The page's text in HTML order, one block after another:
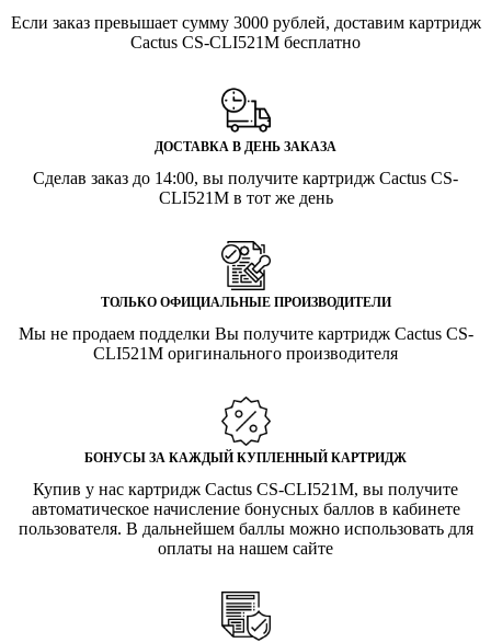
Если заказ превышает сумму 3000 рублей, доставим картридж
Cactus CS-CLI521M бесплатно
ДОСТАВКА В ДЕНЬ ЗАКАЗА
Сделав заказ до 14:00, вы получите картридж Cactus CS-
CLI521M в тот же день
ТОЛЬКО ОФИЦИАЛЬНЫЕ ПРОИЗВОДИТЕЛИ
Мы не продаем подделки Вы получите картридж Cactus CS-
CLI521M оригинального производителя
БОНУСЫ ЗА КАЖДЫЙ КУПЛЕННЫЙ КАРТРИДЖ
Купив у нас картридж Cactus CS-CLI521M, вы получите
автоматическое начисление бонусных баллов в кабинете
пользователя. В дальнейшем баллы можно использовать для
оплаты на нашем сайте